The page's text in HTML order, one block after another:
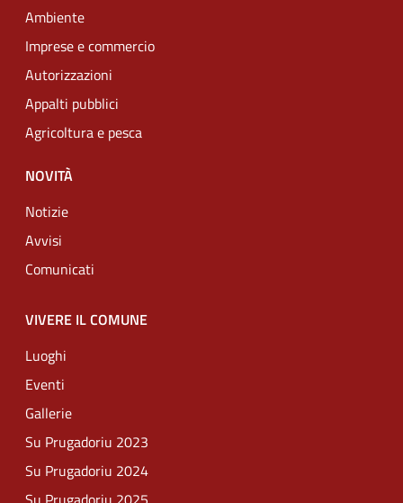
Ambiente
Imprese e commercio
Autorizzazioni
Appalti pubblici
Agricoltura e pesca
NOVITÀ
Notizie
Avvisi
Comunicati
VIVERE IL COMUNE
Luoghi
Eventi
Gallerie
Su Prugadoriu 2023
Su Prugadoriu 2024